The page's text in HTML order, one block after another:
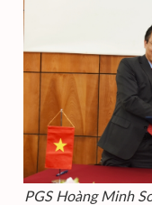
PGS Hoàng Minh